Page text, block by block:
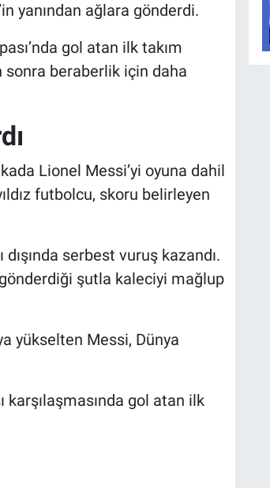
yanından ağlara gönderdi.
gol atan ilk takım
sonra beraberlik için daha
Lionel Messi’yi oyuna dahil
futbolcu, skoru belirleyen
serbest vuruş kazandı.
şutla kaleciyi mağlup
yükselten Messi, Dünya
karşılaşmasında gol atan ilk